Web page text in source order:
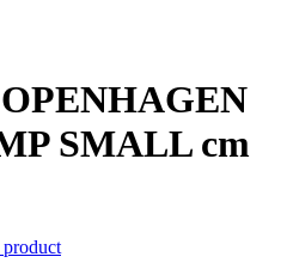
SMALL cm